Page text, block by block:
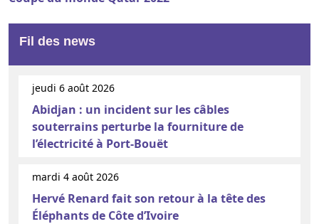
Fil des news
jeudi 6 août 2026
Abidjan : un incident sur les câbles
souterrains perturbe la fourniture de
l’électricité à Port-Bouët
mardi 4 août 2026
Hervé Renard fait son retour à la tête des
Éléphants de Côte d’Ivoire